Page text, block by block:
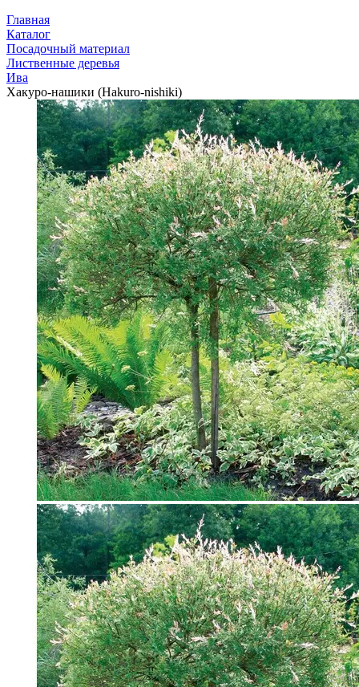
Главная
Каталог
Посадочный материал
Лиственные деревья
Ива
Хакуро-нашики (Hakuro-nishiki)